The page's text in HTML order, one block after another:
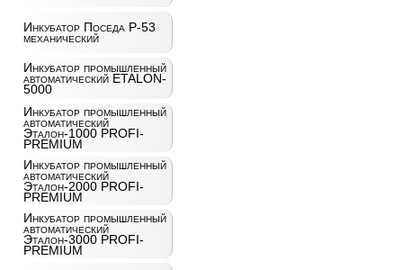
Инкубатор Поседа Р-53
механический
Инкубатор промышленный
автоматический ETALON-
5000
Инкубатор промышленный
автоматический
Эталон-1000 PROFI-
PREMIUM
Инкубатор промышленный
автоматический
Эталон-2000 PROFI-
PREMIUM
Инкубатор промышленный
автоматический
Эталон-3000 PROFI-
PREMIUM